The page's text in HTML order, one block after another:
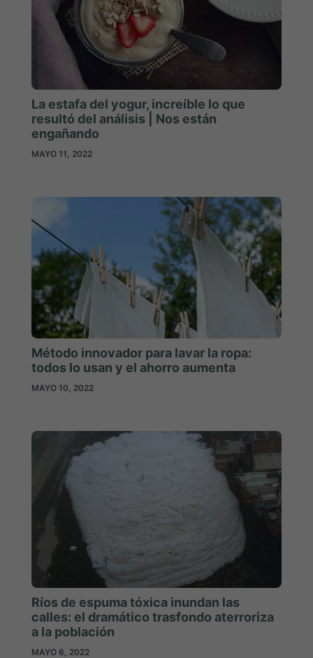
La estafa del yogur, increíble lo que
resultó del análisis | Nos están
engañando
MAYO 11, 2022
Método innovador para lavar la ropa:
todos lo usan y el ahorro aumenta
MAYO 10, 2022
Ríos de espuma tóxica inundan las
calles: el dramático trasfondo aterroriza
a la población
MAYO 6, 2022